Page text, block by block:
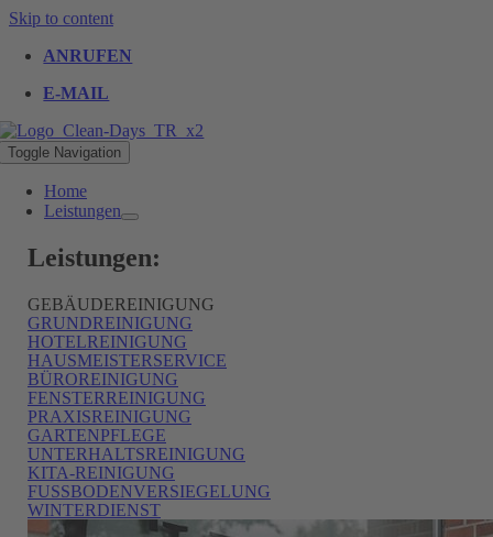
Skip to content
ANRUFEN
E-MAIL
Toggle Navigation
Home
Leistungen
Leistungen:
GEBÄUDEREINIGUNG
GRUNDREINIGUNG
HOTELREINIGUNG
HAUSMEISTERSERVICE
BÜROREINIGUNG
FENSTERREINIGUNG
PRAXISREINIGUNG
GARTENPFLEGE
UNTERHALTSREINIGUNG
KITA-REINIGUNG
FUSSBODENVERSIEGELUNG
WINTERDIENST